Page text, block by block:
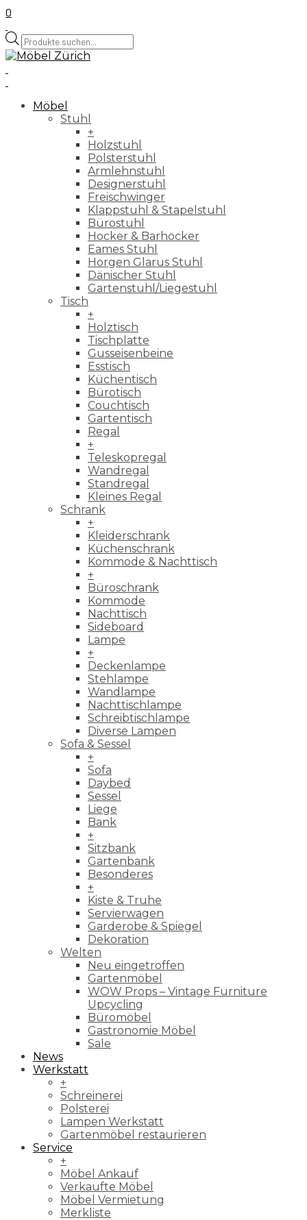
0
Products
search
Möbel
Stuhl
+
Holzstuhl
Polsterstuhl
Armlehnstuhl
Designerstuhl
Freischwinger
Klappstuhl & Stapelstuhl
Bürostuhl
Hocker & Barhocker
Eames Stuhl
Horgen Glarus Stuhl
Dänischer Stuhl
Gartenstuhl/Liegestuhl
Tisch
+
Holztisch
Tischplatte
Gusseisenbeine
Esstisch
Küchentisch
Bürotisch
Couchtisch
Gartentisch
Regal
+
Teleskopregal
Wandregal
Standregal
Kleines Regal
Schrank
+
Kleiderschrank
Küchenschrank
Kommode & Nachttisch
+
Büroschrank
Kommode
Nachttisch
Sideboard
Lampe
+
Deckenlampe
Stehlampe
Wandlampe
Nachttischlampe
Schreibtischlampe
Diverse Lampen
Sofa & Sessel
+
Sofa
Daybed
Sessel
Liege
Bank
+
Sitzbank
Gartenbank
Besonderes
+
Kiste & Truhe
Servierwagen
Garderobe & Spiegel
Dekoration
Welten
Neu eingetroffen
Gartenmöbel
WOW Props – Vintage Furniture
Upcycling
Büromöbel
Gastronomie Möbel
Sale
News
Werkstatt
+
Schreinerei
Polsterei
Lampen Werkstatt
Gartenmöbel restaurieren
Service
+
Möbel Ankauf
Verkaufte Möbel
Möbel Vermietung
Merkliste